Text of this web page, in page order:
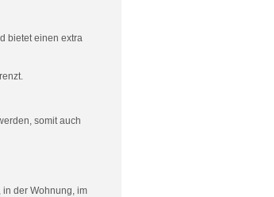
bietet einen extra
somit auch
der Wohnung, im